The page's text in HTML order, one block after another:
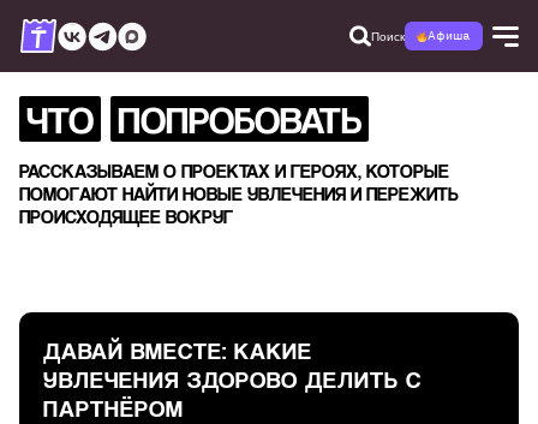
Поиск Афиша
ЧТО ПОПРОБОВАТЬ
РАССКАЗЫВАЕМ О ПРОЕКТАХ И ГЕРОЯХ, КОТОРЫЕ
ПОМОГАЮТ НАЙТИ НОВЫЕ УВЛЕЧЕНИЯ И ПЕРЕЖИТЬ
ПРОИСХОДЯЩЕЕ ВОКРУГ
ДАВАЙ ВМЕСТЕ: КАКИЕ
УВЛЕЧЕНИЯ ЗДОРОВО ДЕЛИТЬ С
ПАРТНЁРОМ